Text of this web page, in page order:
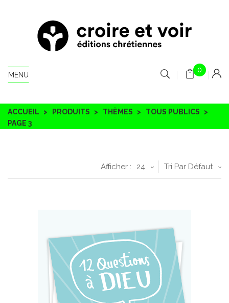
MENU
0
ACCUEIL PRODUITS THÈMES
TOUS PUBLICS
PAGE 3
Tri Par Défaut
Afficher : 24